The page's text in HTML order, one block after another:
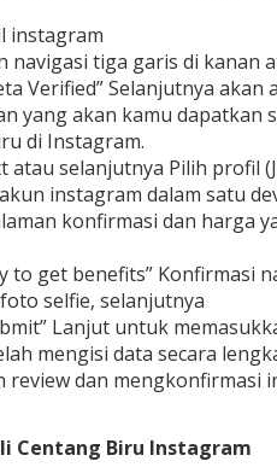
instagram
navigasi tiga garis di kanan
Verified” Selanjutnya akan
yang akan kamu dapatkan
di Instagram.
atau selanjutnya Pilih profil
instagram dalam satu
konfirmasi dan harga
to get benefits” Konfirmasi
selfie, selanjutnya
Lanjut untuk
mengisi data secara
review dan mengkonfirmasi
Centang Biru Instagram